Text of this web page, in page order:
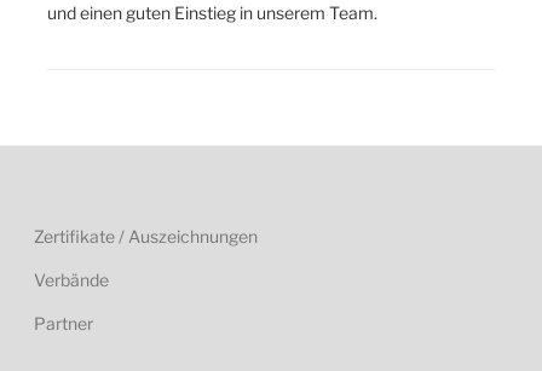
und einen guten Einstieg in unserem Team.
Zertifikate / Auszeichnungen
Verbände
Partner